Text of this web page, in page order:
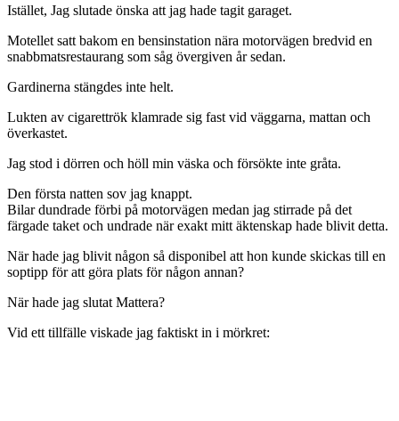
Istället, Jag slutade önska att jag hade tagit garaget.
Motellet satt bakom en bensinstation nära motorvägen bredvid en
snabbmatsrestaurang som såg övergiven år sedan.
Gardinerna stängdes inte helt.
Lukten av cigarettrök klamrade sig fast vid väggarna, mattan och
överkastet.
Jag stod i dörren och höll min väska och försökte inte gråta.
Den första natten sov jag knappt.
Bilar dundrade förbi på motorvägen medan jag stirrade på det
färgade taket och undrade när exakt mitt äktenskap hade blivit detta.
När hade jag blivit någon så disponibel att hon kunde skickas till en
soptipp för att göra plats för någon annan?
När hade jag slutat Mattera?
Vid ett tillfälle viskade jag faktiskt in i mörkret: